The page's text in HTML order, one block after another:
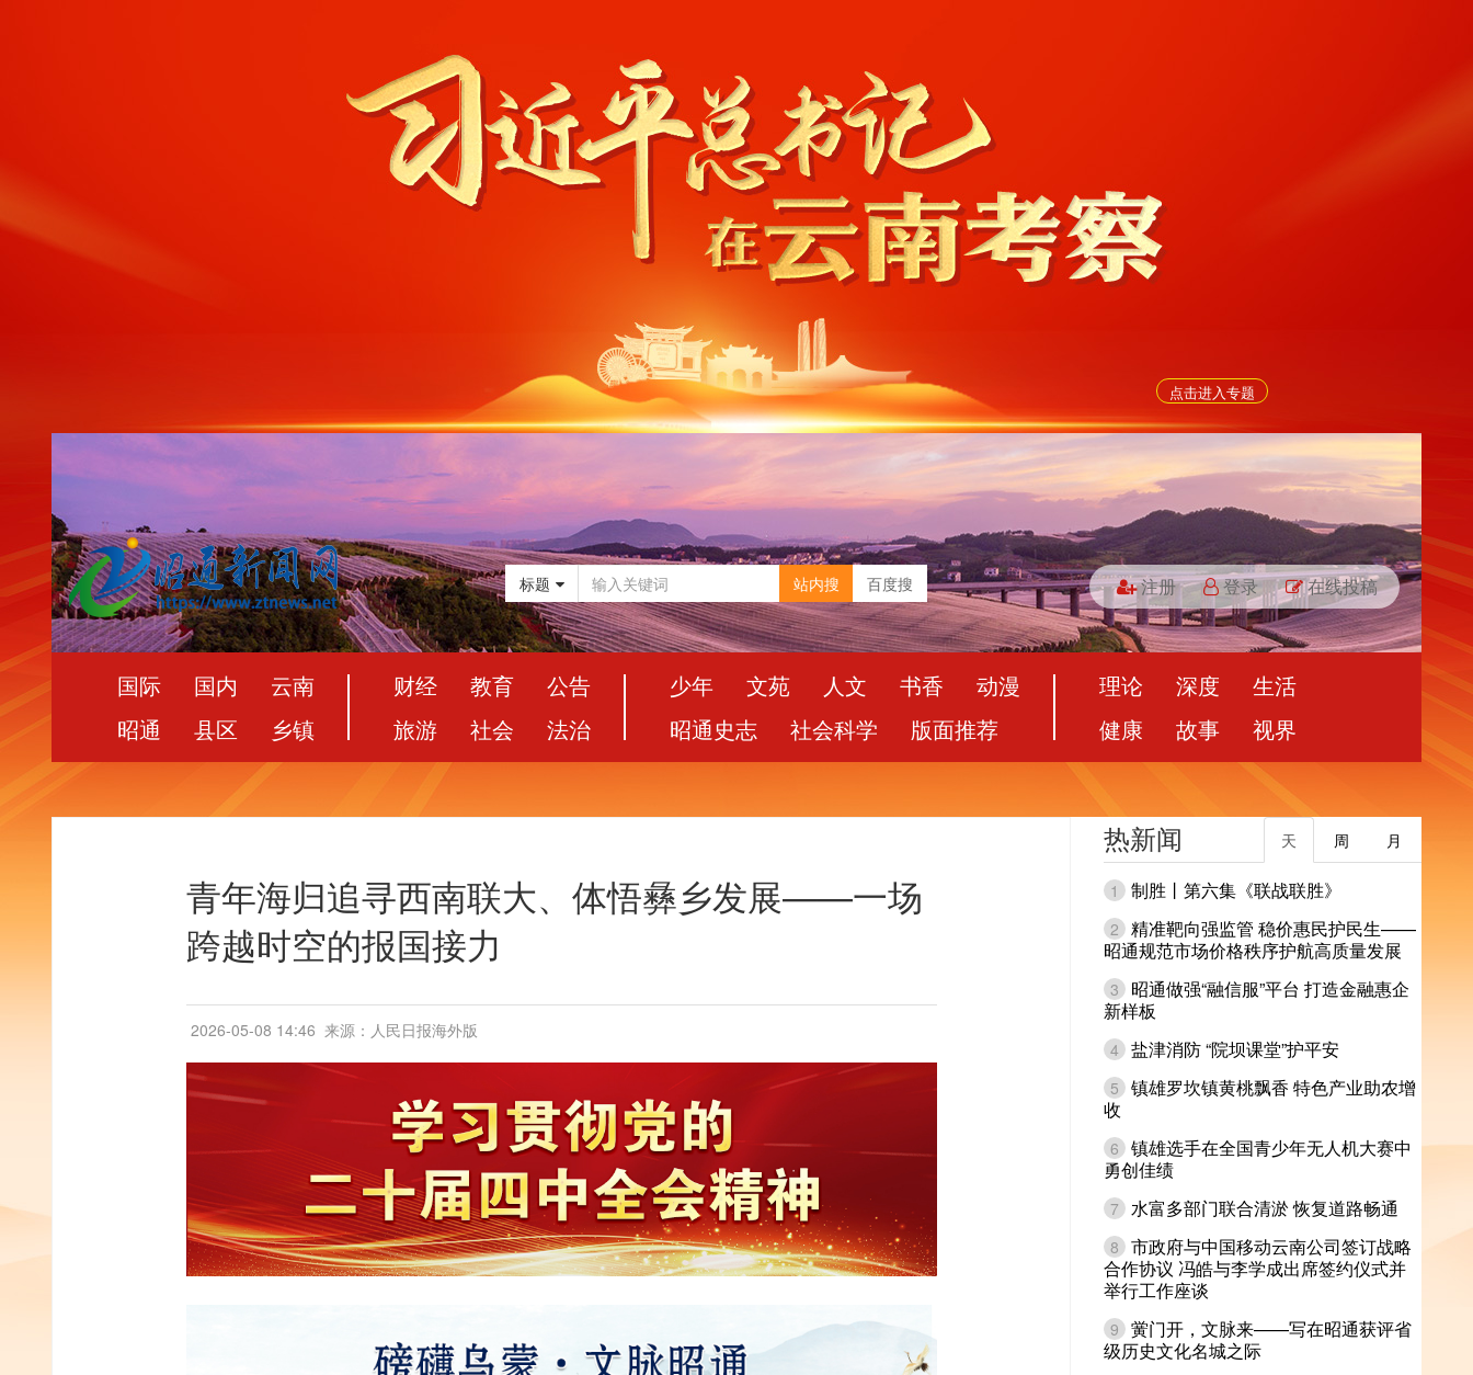
点击进入专题
标题 站内搜 百度搜 注册 登录 在线投稿
国际 国内
云南
昭通
县区 乡镇
财经 教育
公告
旅游
社会 法治
少年 文苑 人文 书香
动漫
昭通史志
社会科学 版面推荐
理论 深度
生活
健康
故事 视界
青年海归追寻西南联大、体悟彝乡发展——一场
跨越时空的报国接力
2026-05-08 14:46 来源：人民日报海外版
热新闻 月
周
天
1 制胜丨第六集《联战联胜》
2 精准靶向强监管 稳价惠民护民生——
昭通规范市场价格秩序护航高质量发展
3
昭通做强“融信服”平台 打造金融惠企
新样板
4 盐津消防 “院坝课堂”护平安
5 镇雄罗坎镇黄桃飘香 特色产业助农增
收
6 镇雄选手在全国青少年无人机大赛中
勇创佳绩
7 水富多部门联合清淤 恢复道路畅通
8 市政府与中国移动云南公司签订战略
合作协议 冯皓与李学成出席签约仪式并
举行工作座谈
9 黉门开，文脉来——写在昭通获评省
级历史文化名城之际